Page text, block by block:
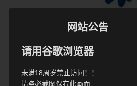
网站公告
请用谷歌浏览器
未满18周岁禁止访问！！
请务必截图保存此画面